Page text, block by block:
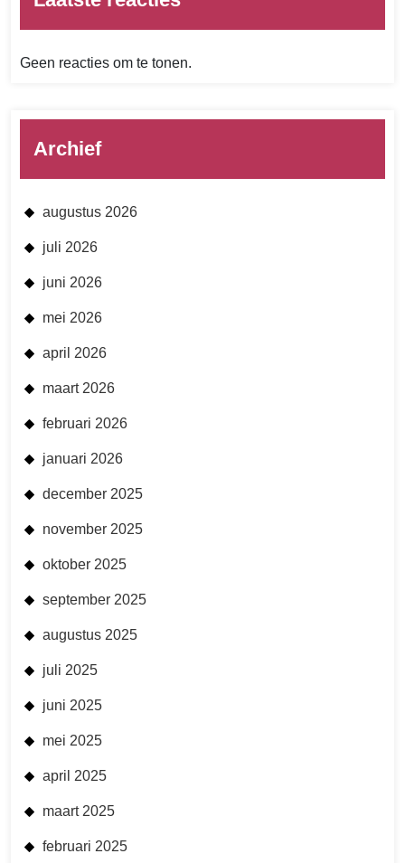
Geen reacties om te tonen.
Archief
augustus 2026
juli 2026
juni 2026
mei 2026
april 2026
maart 2026
februari 2026
januari 2026
december 2025
november 2025
oktober 2025
september 2025
augustus 2025
juli 2025
juni 2025
mei 2025
april 2025
maart 2025
februari 2025